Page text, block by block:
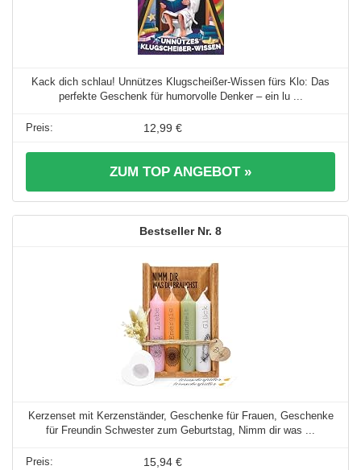
Kack dich schlau! Unnützes Klugscheißer-Wissen fürs Klo: Das
perfekte Geschenk für humorvolle Denker – ein lu ...
12,99 €
ZUM TOP ANGEBOT »
8
Kerzenset mit Kerzenständer, Geschenke für Frauen, Geschenke
für Freundin Schwester zum Geburtstag, Nimm dir was ...
15,94 €